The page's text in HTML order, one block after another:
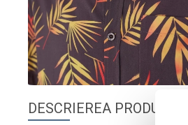
DESCRIEREA PRODUSULUI